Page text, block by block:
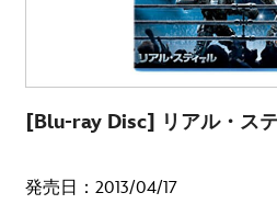
[Blu-ray Disc] リアル・ス
発売日：2013/04/17